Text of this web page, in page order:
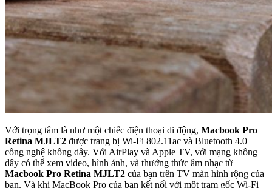
Với trọng tâm là như một chiếc điện thoại di động, Macbook Pro
Retina MJLT2 được trang bị Wi-Fi 802.11ac và Bluetooth 4.0
công nghệ không dây. Với AirPlay và Apple TV, với mạng không
dây có thể xem video, hình ảnh, và thưởng thức âm nhạc từ
Macbook Pro Retina MJLT2 của bạn trên TV màn hình rộng của
bạn. Và khi MacBook Pro của bạn kết nối với một trạm gốc Wi-Fi